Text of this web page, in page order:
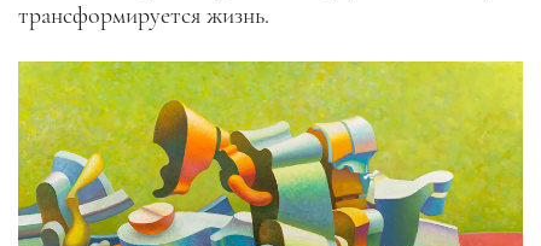
трансформируется жизнь.